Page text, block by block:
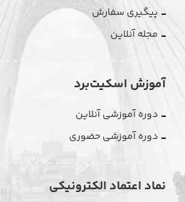
پیگیری سفارش
مجله آنلاین
آموزش اسکیت‌برد
دوره آموزشی آنلاین
دوره آموزشی حضوری
نماد اعتماد الکترونیکی